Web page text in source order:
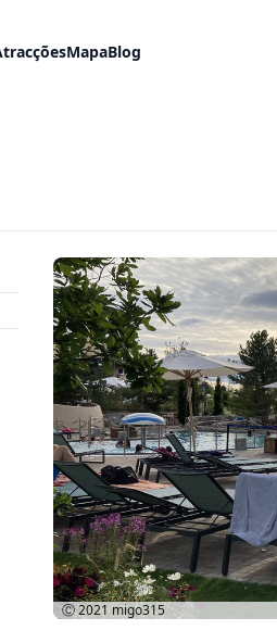
MapaBlog
Ⓒ 2021 migo315